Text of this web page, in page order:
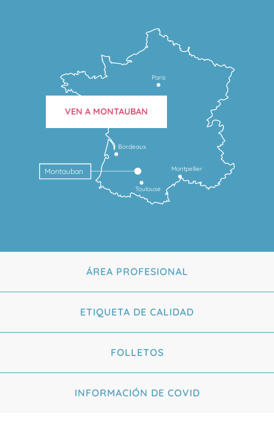
Toulouse
Montpellier
Bordeaux
Montauban
Paris
VEN A MONTAUBAN
ÁREA PROFESIONAL
ETIQUETA DE CALIDAD
FOLLETOS
INFORMACIÓN DE COVID